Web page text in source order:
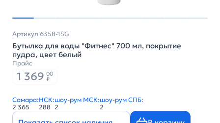
Артикул 6358-1SG
Бутылка для воды "Фитнес" 700 мл, покрытие
пудра, цвет белый
Прайс
1 369 00
₽
Самара:
2 365
НСК:
288
шоу-рум МСК:
2
шоу-рум СПБ:
2